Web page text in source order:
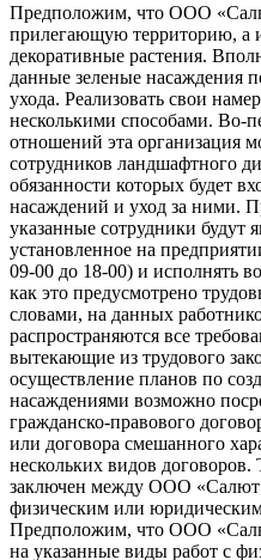
Предположим, что ООО
прилегающую территорию, а
декоративные растения.
данные зеленые насаждения
ухода. Реализовать свои
несколькими способами. Во-
отношений эта организация
сотрудников ландшафтного
обязанности которых будет
насаждений и уход за ними.
указанные сотрудники будут
установленное на
09-00 до 18-00) и исполнять
как это предусмотрено
словами, на данных
распространяются все
вытекающие из трудового
осуществление планов по
насаждениями возможно
гражданско-правового
или договора смешанного
нескольких видов
заключен между ООО
физическим или
Предположим, что ООО
на указанные виды работ с